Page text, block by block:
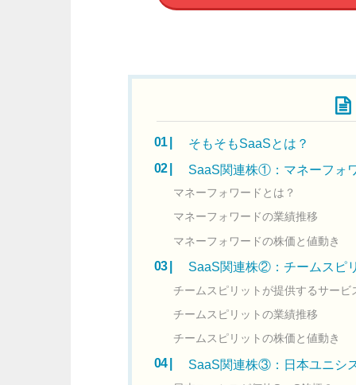
そもそもSaaSとは？
SaaS関連株①：マネーフォ
マネーフォワードとは？
マネーフォワードの業績推移
マネーフォワードの株価と値動き
SaaS関連株②：チームスピ
チームスピリットが提供するサービ
チームスピリットの業績推移
チームスピリットの株価と値動き
SaaS関連株③：日本ユニシ